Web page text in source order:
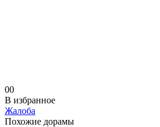
00
В избранное
Жалоба
Похожие дорамы